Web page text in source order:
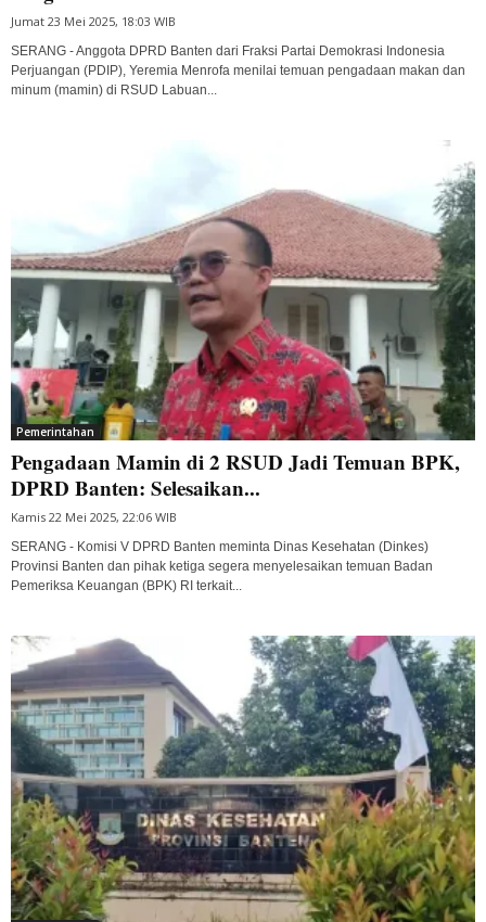
Jumat 23 Mei 2025, 18:03 WIB
SERANG - Anggota DPRD Banten dari Fraksi Partai Demokrasi Indonesia
Perjuangan (PDIP), Yeremia Menrofa menilai temuan pengadaan makan dan
minum (mamin) di RSUD Labuan...
Pemerintahan
Pengadaan Mamin di 2 RSUD Jadi Temuan BPK,
DPRD Banten: Selesaikan...
Kamis 22 Mei 2025, 22:06 WIB
SERANG - Komisi V DPRD Banten meminta Dinas Kesehatan (Dinkes)
Provinsi Banten dan pihak ketiga segera menyelesaikan temuan Badan
Pemeriksa Keuangan (BPK) RI terkait...